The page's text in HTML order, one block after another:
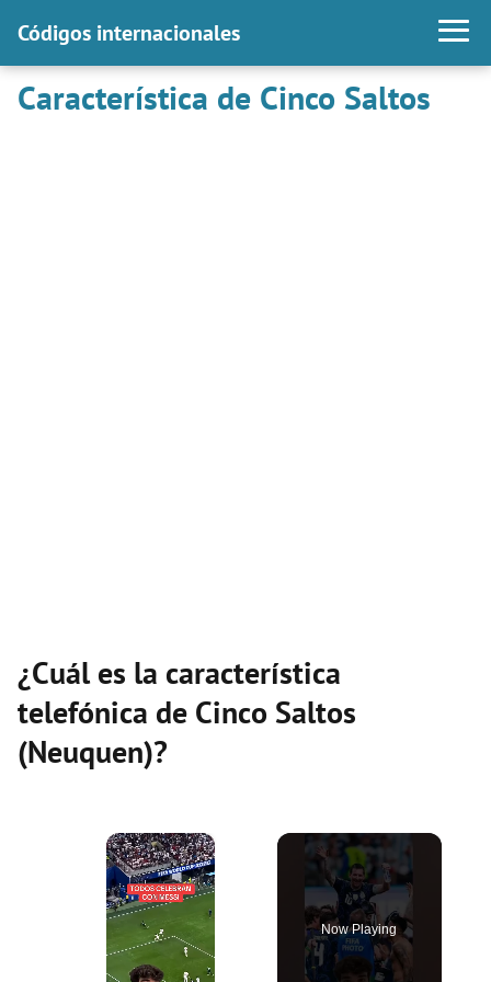
Códigos internacionales
Característica de Cinco Saltos
¿Cuál es la característica
telefónica de Cinco Saltos
(Neuquen)?
×
Now Playing